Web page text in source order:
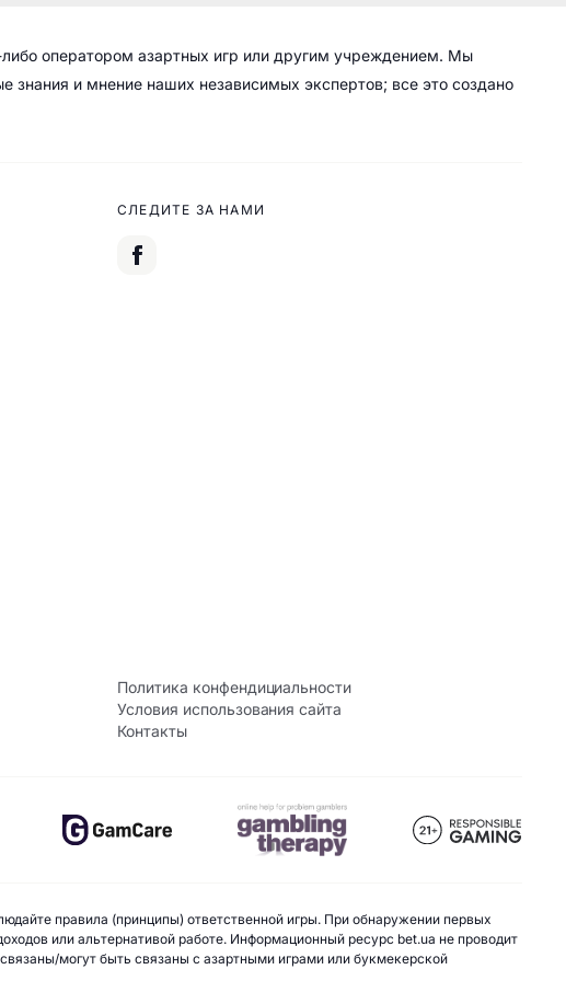
оператором азартных игр или другим учреждением. Мы
знания и мнение наших независимых экспертов; все это создано
СЛЕДИТЕ ЗА НАМИ
Политика конфендициальности
Условия использования сайта
Контакты
правила (принципы) ответственной игры. При обнаружении первых
или альтернативой работе. Информационный ресурс bet.ua не проводит
могут быть связаны с азартными играми или букмекерской